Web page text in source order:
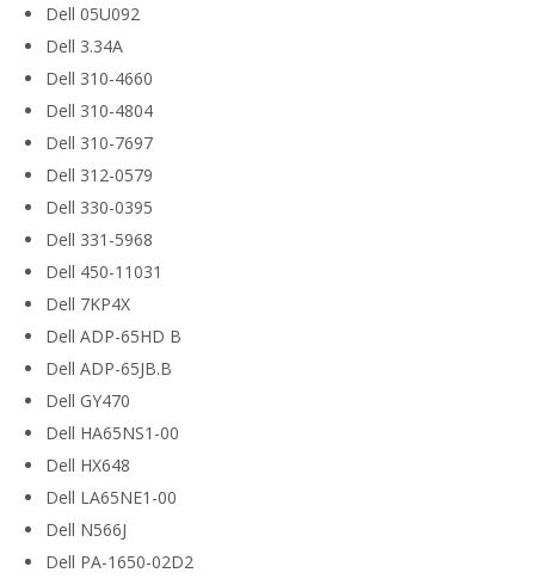
Dell 05U092
Dell 3.34A
Dell 310-4660
Dell 310-4804
Dell 310-7697
Dell 312-0579
Dell 330-0395
Dell 331-5968
Dell 450-11031
Dell 7KP4X
Dell ADP-65HD B
Dell ADP-65JB.B
Dell GY470
Dell HA65NS1-00
Dell HX648
Dell LA65NE1-00
Dell N566J
Dell PA-1650-02D2